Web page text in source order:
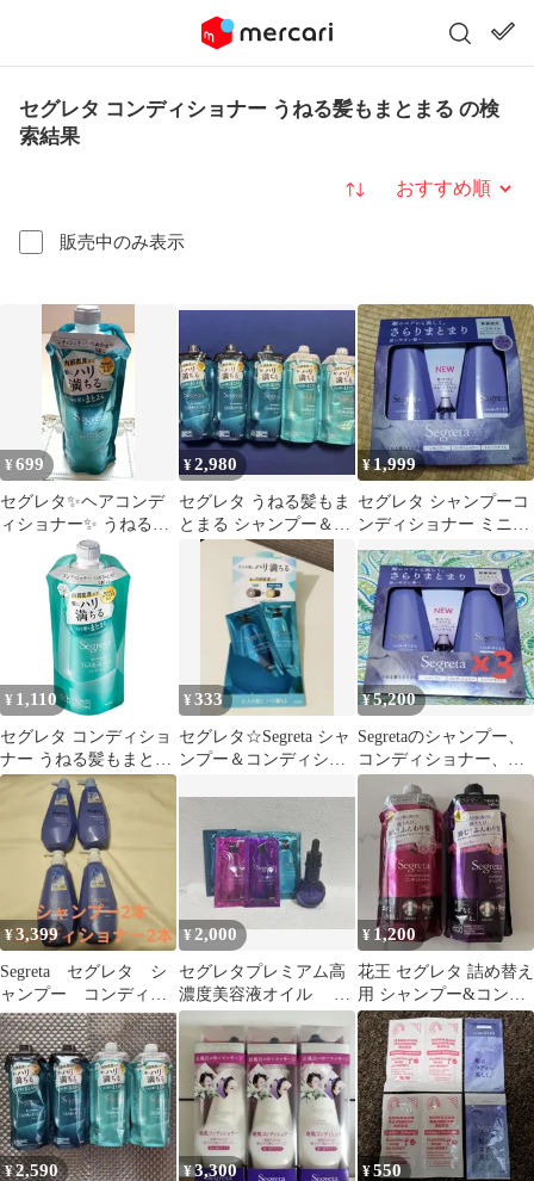
セグレタ コンディショナー うねる髪もまとまる の検
索結果
販売中のみ表示
並び替え
¥699
セグレタ✨ヘアコンデ
ィショナー✨ うねる髪
もまとまる✨つめかえ
用✨340ml✨
¥2,980
セグレタ うねる髪もま
とまる シャンプー＆コ
ンディショナーセット
¥1,999
セグレタ シャンプーコ
ンディショナー ミニヘ
アオイル 数量限定 うね
り
¥ 1,110
セグレタ コンディショ
ナー うねる髪もまとま
る つめかえ用 340ml
¥333
セグレタ☆Segreta シャ
ンプー＆コンディショ
¥5,200
Segretaのシャンプー、
コンディショナー、ヘ
アオイルの3点セット×3
セット
¥3,399
Segreta セグレタ シ
ャンプー コンディシ
ョナー 新品 本体ボ
トル 4本
¥2,000
セグレタプレミアム高
濃度美容液オイル サ
ンプルセット
¥ 1,200
花王 セグレタ 詰め替え
用 シャンプー&コンデ
ィショナー セット
¥2,590 ¥3,300 ¥550